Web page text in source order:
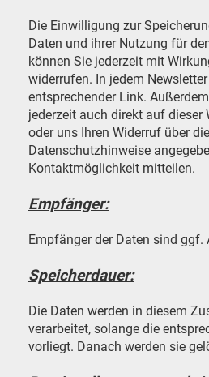
Die Einwilligung zur
Daten und ihrer Nutzung für
können Sie jederzeit mit
widerrufen. In jedem
entsprechender Link.
jederzeit auch direkt auf dieser
oder uns Ihren Widerruf über
Datenschutzhinweise
Kontaktmöglichkeit mitteilen.
Empfänger:
Empfänger der Daten sind ggf.
Speicherdauer:
Die Daten werden in diesem
verarbeitet, solange die
vorliegt. Danach werden sie